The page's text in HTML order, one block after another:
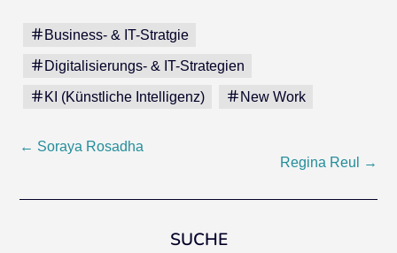
Business- & IT-Stratgie
Digitalisierungs- & IT-Strategien
KI (Künstliche Intelligenz) New Work
Beitragsnavigation
← Soraya Rosadha
Regina Reul
→
SUCHE